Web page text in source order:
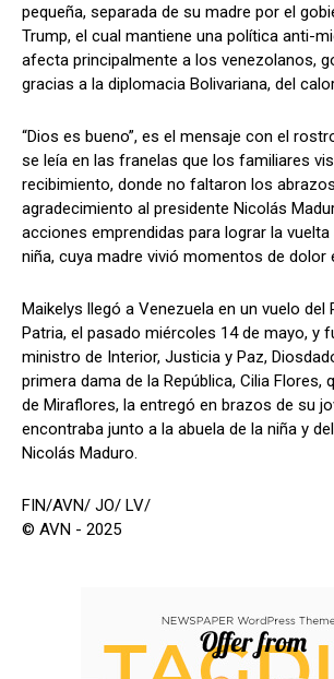
pequeña, separada de su madre por el
Trump, el cual mantiene una política anti-
afecta principalmente a los venezolanos,
gracias a la diplomacia Bolivariana, del
“Dios es bueno”, es el mensaje con el
se leía en las franelas que los familiares
recibimiento, donde no faltaron los
agradecimiento al presidente Nicolás
acciones emprendidas para lograr la vuelta
niña, cuya madre vivió momentos de dolor
Maikelys llegó a Venezuela en un vuelo del
Patria, el pasado miércoles 14 de mayo, y
ministro de Interior, Justicia y Paz,
primera dama de la República, Cilia Flores,
de Miraflores, la entregó en brazos de su
encontraba junto a la abuela de la niña y
Nicolás Maduro.
FIN/AVN/ JO/ LV/
© AVN - 2025